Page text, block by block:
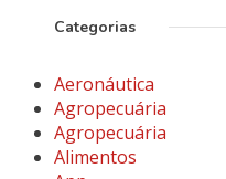
Categorias
Aeronáutica
Agropecuária
Agropecuária
Alimentos